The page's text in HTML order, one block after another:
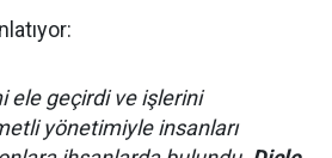
ele geçirdi ve işlerini
yönetimiyle insanları